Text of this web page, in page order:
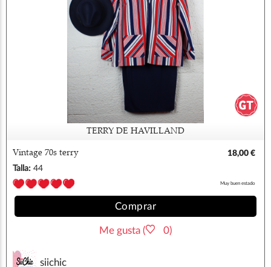
TERRY DE HAVILLAND
Vintage 70s terry
18,00 €
Talla: 44
Muy buen estado
Comprar
Me gusta ( 0)
siichic